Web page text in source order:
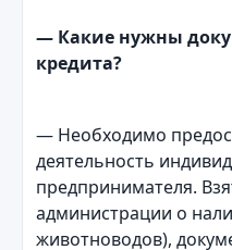
— Какие нужны
кредита?
— Необходимо
деятельность
предпринимателя.
администрации о
животноводов),